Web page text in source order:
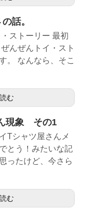
話。
ストーリー 最初
んぜんトイ・スト
。 なんなら、そこ
む
現象 その1
Tシャツ屋さんメ
とう！みたいな記
ったけど、今さら
む